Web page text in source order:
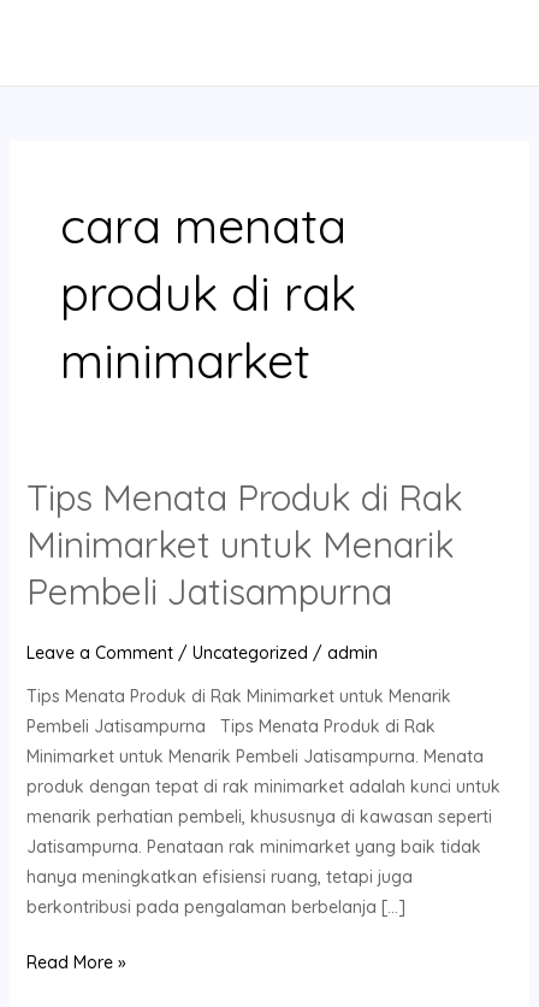
cara menata
produk di rak
minimarket
Tips Menata Produk di Rak
Minimarket untuk Menarik
Pembeli Jatisampurna
Leave a Comment / Uncategorized / admin
Tips Menata Produk di Rak Minimarket untuk Menarik
Pembeli Jatisampurna Tips Menata Produk di Rak
Minimarket untuk Menarik Pembeli Jatisampurna. Menata
produk dengan tepat di rak minimarket adalah kunci untuk
menarik perhatian pembeli, khususnya di kawasan seperti
Jatisampurna. Penataan rak minimarket yang baik tidak
hanya meningkatkan efisiensi ruang, tetapi juga
berkontribusi pada pengalaman berbelanja […]
Tips
Menata
Produk
di
Rak
Menarik
Pembeli
Jatisampurna
Read More »